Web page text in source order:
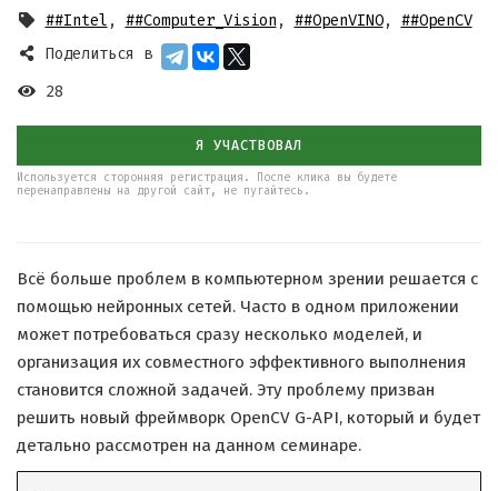
##Intel , ##Computer_Vision , ##OpenVINO, ##OpenCV
Поделиться в
28
Я УЧАСТВОВАЛ
Используется сторонняя регистрация. После клика вы будете
перенаправлены на другой сайт, не пугайтесь.
Всё больше проблем в компьютерном зрении решается с
помощью нейронных сетей. Часто в одном приложении
может потребоваться сразу несколько моделей, и
организация их совместного эффективного выполнения
становится сложной задачей. Эту проблему призван
решить новый фреймворк OpenCV G-API, который и будет
детально рассмотрен на данном семинаре.